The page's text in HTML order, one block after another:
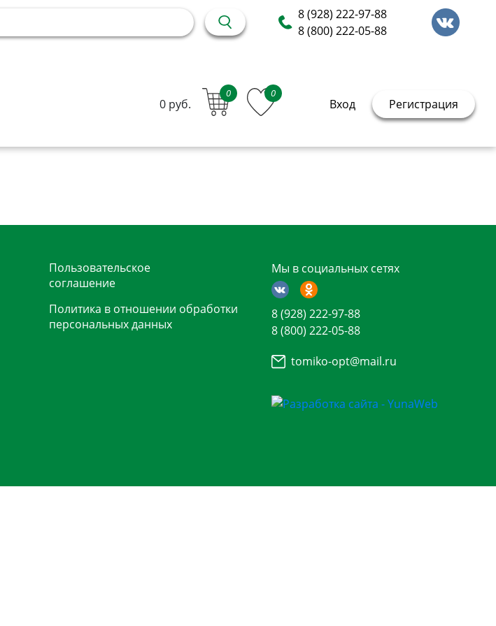
8 (928) 222-97-88
8 (800) 222-05-88
0 руб.
0 0
Вход Регистрация
Пользовательское
соглашение
Политика в отношении обработки
персональных данных
Мы в социальных сетях
8 (928) 222-97-88
8 (800) 222-05-88
tomiko-opt@mail.ru